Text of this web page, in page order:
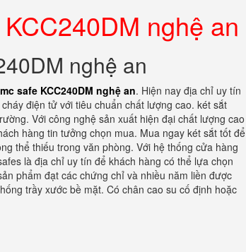
nghệ an
nghệ an
safe KCC240DM nghệ an. Hiện nay địa chỉ uy tín
điện tử với tiêu chuẩn chất lượng cao. két sắt
Với công nghệ sản xuất hiện đại chất lượng cao
hàng tin tưởng chọn mua. Mua ngay két sắt tốt để
thể thiếu trong văn phòng. Với hệ thống cửa hàng
là địa chỉ uy tín để khách hàng có thể lựa chọn
phẩm đạt các chứng chỉ và nhiều năm liền được
trầy xước bề mặt. Có chân cao su cố định hoặc